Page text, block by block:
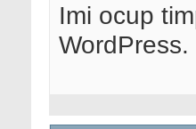
Imi ocup
WordPress.